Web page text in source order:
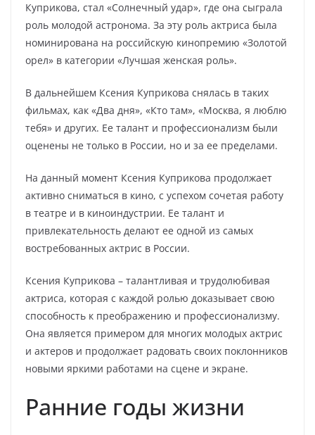
Куприкова, стал «Солнечный удар», где она сыграла
роль молодой астронома. За эту роль актриса была
номинирована на российскую кинопремию «Золотой
орел» в категории «Лучшая женская роль».
В дальнейшем Ксения Куприкова снялась в таких
фильмах, как «Два дня», «Кто там», «Москва, я люблю
тебя» и других. Ее талант и профессионализм были
оценены не только в России, но и за ее пределами.
На данный момент Ксения Куприкова продолжает
активно сниматься в кино, с успехом сочетая работу
в театре и в киноиндустрии. Ее талант и
привлекательность делают ее одной из самых
востребованных актрис в России.
Ксения Куприкова – талантливая и трудолюбивая
актриса, которая с каждой ролью доказывает свою
способность к преображению и профессионализму.
Она является примером для многих молодых актрис
и актеров и продолжает радовать своих поклонников
новыми яркими работами на сцене и экране.
Ранние годы жизни